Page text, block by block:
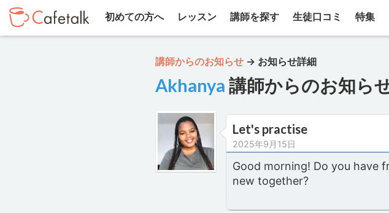
初めての方へ レッスン 講師を探す 生徒口コミ 特集
講師からのお知らせ → お知らせ詳細
Akhanya 講師からのお知ら
Let's practise
2025年9月15日
Good morning! Do you have
new together?